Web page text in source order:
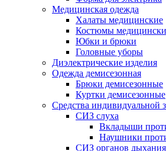
Медицинская одежда
Халаты медицинские
Костюмы
Юбки и брюки
Головные уборы
Диэлектрические изделия
Одежда демисезонная
Брюки демисезонные
Куртки демисезонные
Средства индивидуальной
СИЗ слуха
Вкладыши
Наушники
СИЗ органов дыхания